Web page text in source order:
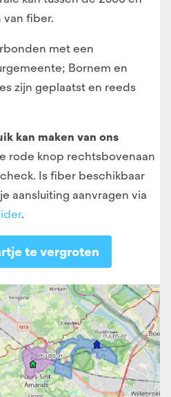
van fiber.
met een
Bornem en
zijn geplaatst en reeds
kan maken van ons
rode knop rechtsbovenaan
Is fiber beschikbaar
aansluiting aanvragen via
.
te vergroten